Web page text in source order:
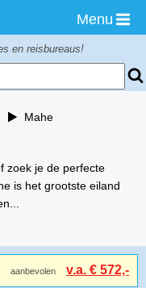
Menu
en reisbureaus!
Mahe
zoek je de perfecte
is het grootste eiland
aanbevolen v.a. € 572,-